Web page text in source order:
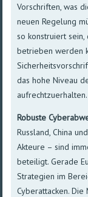
Vorschriften, was
neuen Regelung
so konstruiert
betrieben werden
das hohe Niveau
aufrechtzuerhalten.
Robuste
Russland, China
Akteure – sind
beteiligt. Gerade
Strategien im
Cyberattacken.